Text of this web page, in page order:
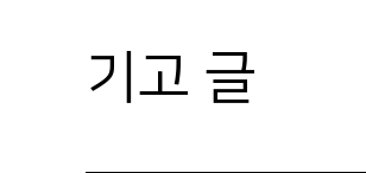
기고 글